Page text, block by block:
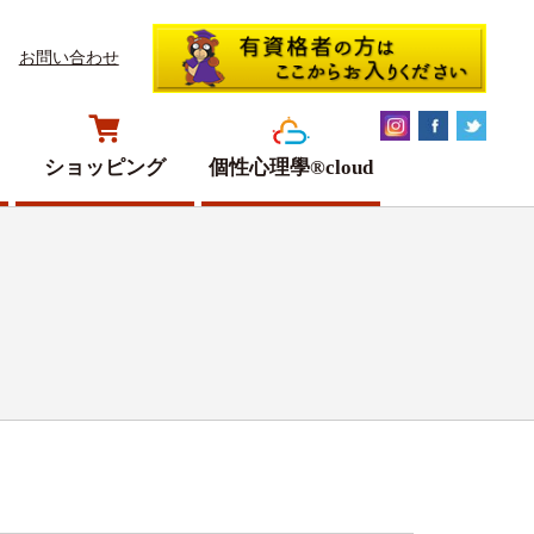
お問い合わせ
ショッピング 個性心理學®cloud